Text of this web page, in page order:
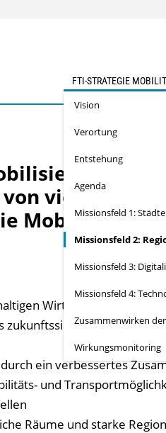
FTI-STRATEGIE
Vision
Verortung
Entstehung
Agenda
Missionsfeld 1: Städte
Missionsfeld 2:
Missionsfeld 3:
Missionsfeld 4:
Zusammenwirken
Wirkungsmonitoring
und
vier
Mobilität
Wirtschaft mit
ein verbessertes
und
Räume und starke